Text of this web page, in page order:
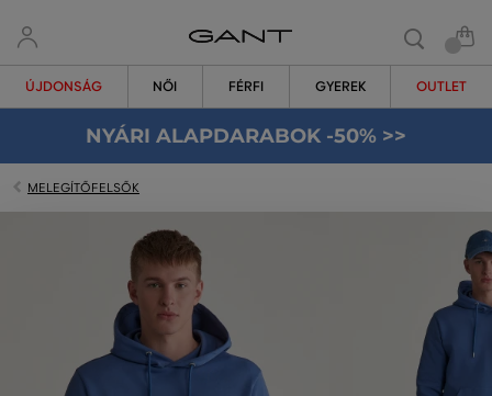
ÚJDONSÁG NŐI FÉRFI GYEREK OUTLET
NYÁRI ALAPDARABOK -50% >>
MELEGÍTŐFELSŐK